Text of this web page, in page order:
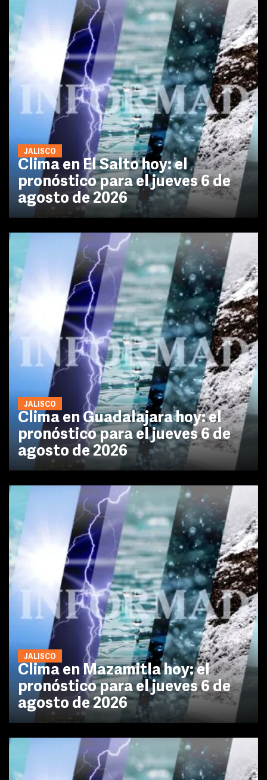
JALISCO
Clima en El Salto hoy: el
pronóstico para el jueves 6 de
agosto de 2026
JALISCO
Clima en Guadalajara hoy: el
pronóstico para el jueves 6 de
agosto de 2026
JALISCO
Clima en Mazamitla hoy: el
pronóstico para el jueves 6 de
agosto de 2026